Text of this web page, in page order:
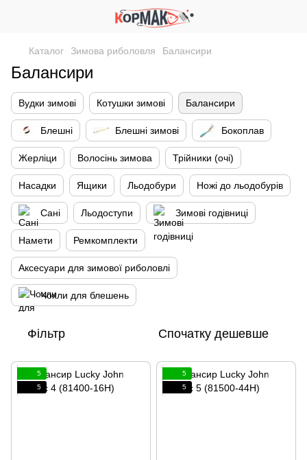
Каталог Зимова риболовля Балансири
Балансири
Вудки зимові Котушки зимові Балансири
Блешні Блешні зимові Бокоплав
Жерлiци Волосінь зимова Трійники (очі)
Насадки Ящики Льодобури Ножі до льодобурів
Сані Льодоступи Зимові годівниці
Намети Ремкомплекти
Аксесуари для зимової риболовлі
Чохли для блешень
Фільтр Спочатку дешевше
5
5
5
5